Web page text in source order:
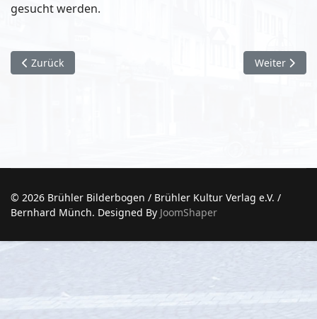
gesucht werden.
Vorheriger Beitrag: Katharina Keller erhält Max Ernst-
Zurück Nächster
Weiter
© 2026 Brühler Bilderbogen / Brühler Kultur Verlag e.V. /
Bernhard Münch. Designed By JoomShaper